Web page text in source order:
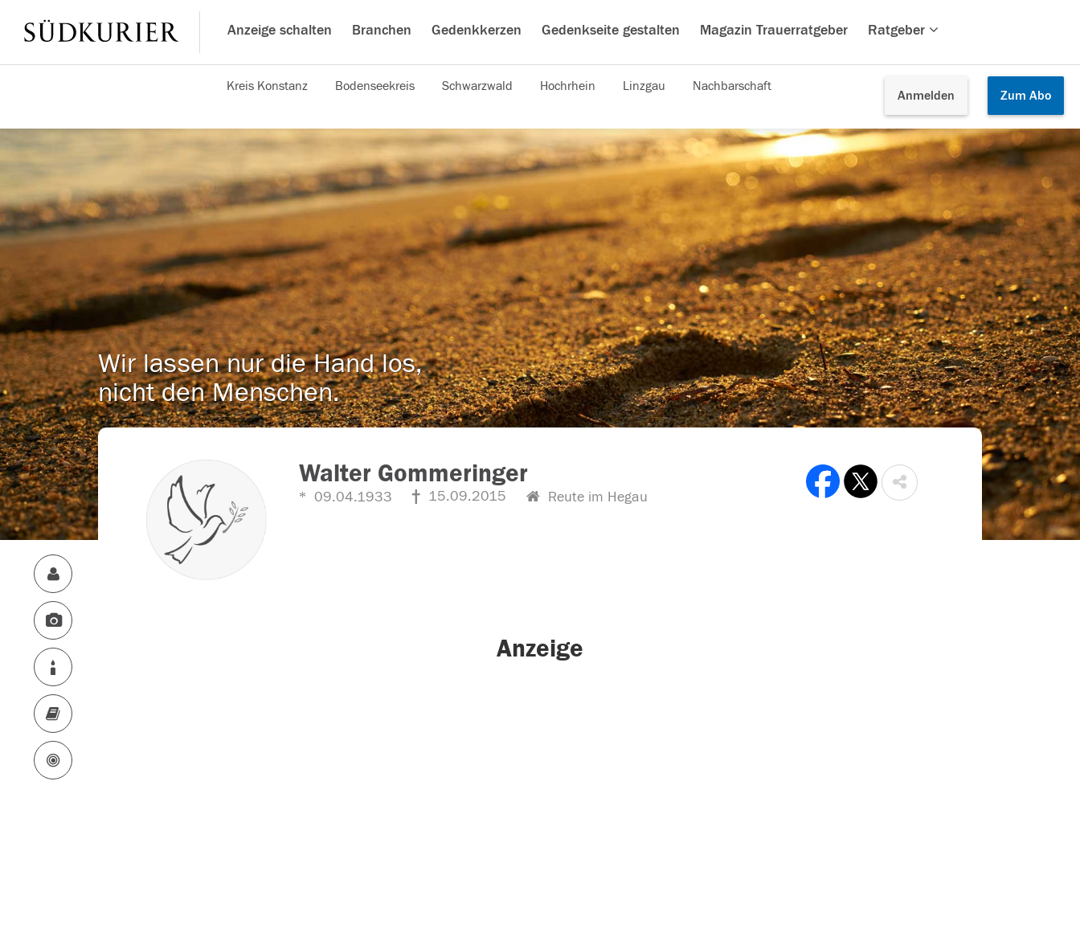
Anzeige schalten Branchen Gedenkkerzen Gedenkseite gestalten Magazin Trauerratgeber Ratgeber
Anmelden Zum Abo
Kreis Konstanz Bodenseekreis Schwarzwald Hochrhein Linzgau Nachbarschaft
Wir lassen nur die Hand los,
nicht den Menschen.
Walter Gommeringer
09.04.1933 15.09.2015 Reute im Hegau
Anzeige